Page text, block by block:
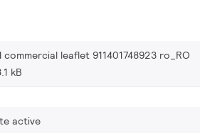
commercial leaflet 911401748923 ro_RO
kB
active